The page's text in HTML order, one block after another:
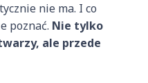
nie ma. I co
poznać. Nie tylko
ale przede